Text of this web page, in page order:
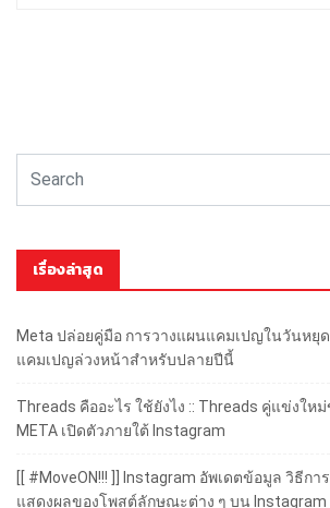
เรื่องล่าสุด
Meta ปล่อยคู่มือ การวางแผนแคมเปญในวันหยุ
แคมเปญล่วงหน้าสำหรับปลายปีนี้
Threads คืออะไร ใช้ยังไง :: Threads คู่แข่งให
META เปิดตัวภายใต้ Instagram
[[ #MoveON!!! ]] Instagram อัพเดตข้อมูล วิธีก
แสดงผลของโพสต์ลักษณะต่าง ๆ บน Instagram